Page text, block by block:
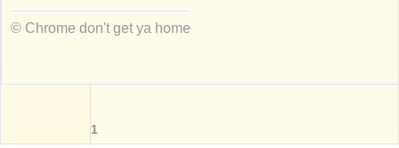
© Chrome don't get ya home
1